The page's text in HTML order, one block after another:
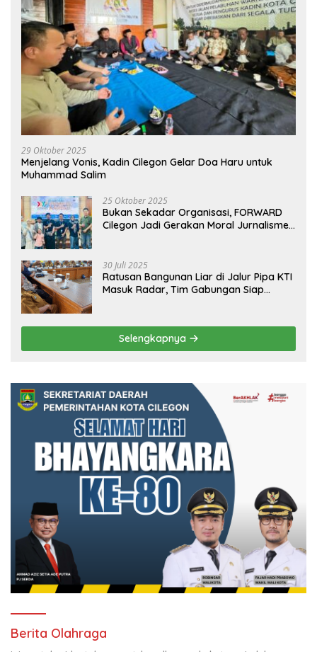
29 Oktober 2025
Menjelang Vonis, Kadin Cilegon Gelar Doa Haru untuk
Muhammad Salim
25 Oktober 2025
Bukan Sekadar Organisasi, FORWARD
Cilegon Jadi Gerakan Moral Jurnalisme
30 Juli 2025
Ratusan Bangunan Liar di Jalur Pipa KTI
Masuk Radar, Tim Gabungan Siap
Selengkapnya
Berita Olahraga